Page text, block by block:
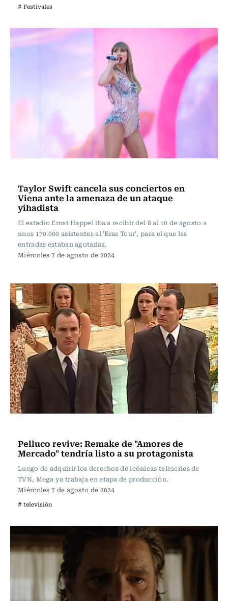
# Festivales
Taylor Swift cancela sus conciertos en
Viena ante la amenaza de un ataque
yihadista
El estadio Ernst Happel iba a recibir del 8 al 10 de agosto a
unos 170.000 asistentes al 'Eras Tour', para el que las
entradas estaban agotadas.
Miércoles 7 de agosto de 2024
Pelluco revive: Remake de "Amores de
Mercado" tendría listo a su protagonista
Luego de adquirir los derechos de icónicas teleseries de
TVN, Mega ya trabaja en etapa de producción.
Miércoles 7 de agosto de 2024
# televisión